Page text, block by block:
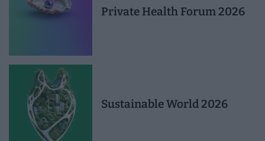
Private Health Forum 2026
Sustainable World 2026